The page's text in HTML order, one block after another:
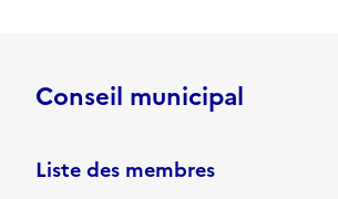
Conseil municipal
Liste des membres